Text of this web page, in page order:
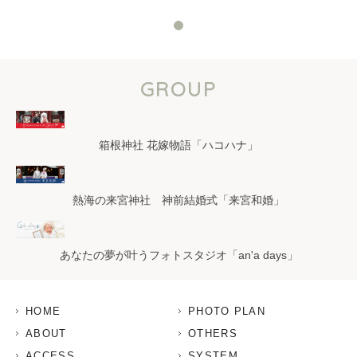
GROUP
箱根神社 花嫁物語「ハコハナ」
熱海の来宮神社 神前結婚式「来宮和婚」
あなたの夢が叶うフォトスタジオ「an'a days」
HOME
ABOUT
PHOTO PLAN
OTHERS